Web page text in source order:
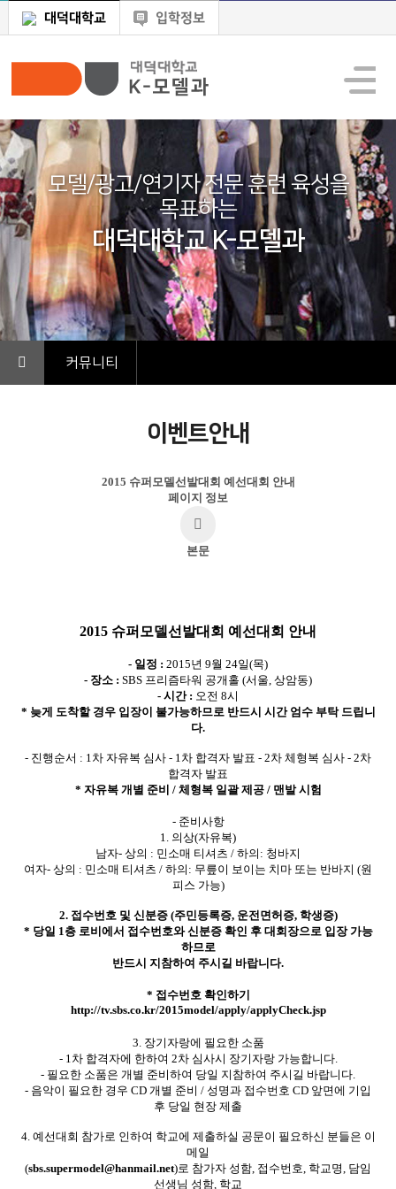
대덕대학교 입학정보
모델/광고/연기자 전문 훈련 육성을
목표하는
대덕대학교 K-모델과
커뮤니티
이벤트안내
2015 슈퍼모델선발대회 예선대회 안내
페이지 정보
본문
2015 슈퍼모델선발대회 예선대회 안내
- 일정 : 2015년 9월 24일(목)
- 장소 : SBS 프리즘타워 공개홀 (서울, 상암동)
- 시간 : 오전 8시
* 늦게 도착할 경우 입장이 불가능하므로 반드시 시간 엄수 부탁 드립니
다.
- 진행순서 : 1차 자유복 심사 - 1차 합격자 발표 - 2차 체형복 심사 - 2차
합격자 발표
* 자유복 개별 준비 / 체형복 일괄 제공 / 맨발 시험
- 준비사항
1. 의상(자유복)
남자- 상의 : 민소매 티셔츠 / 하의: 청바지
여자- 상의 : 민소매 티셔츠 / 하의: 무릎이 보이는 치마 또는 반바지 (원
피스 가능)
2. 접수번호 및 신분증 (주민등록증, 운전면허증, 학생증)
* 당일 1층 로비에서 접수번호와 신분증 확인 후 대회장으로 입장 가능
하므로
반드시 지참하여 주시길 바랍니다.
* 접수번호 확인하기
http://tv.sbs.co.kr/2015model/apply/applyCheck.jsp
3. 장기자랑에 필요한 소품
- 1차 합격자에 한하여 2차 심사시 장기자랑 가능합니다.
- 필요한 소품은 개별 준비하여 당일 지참하여 주시길 바랍니다.
- 음악이 필요한 경우 CD 개별 준비 / 성명과 접수번호 CD 앞면에 기입
후 당일 현장 제출
4. 예선대회 참가로 인하여 학교에 제출하실 공문이 필요하신 분들은 이
메일
(sbs.supermodel@hanmail.net)로 참가자 성함, 접수번호, 학교명, 담임
선생님 성함, 학교